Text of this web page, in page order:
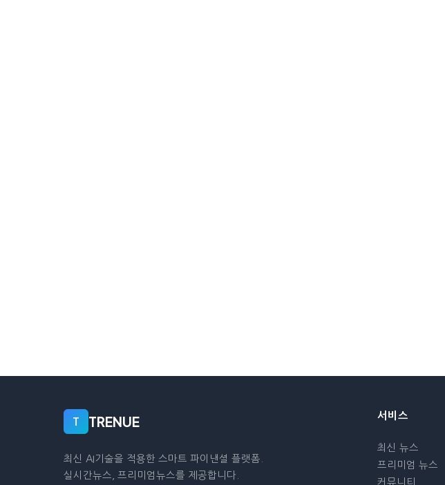
T TRENUE
최신 AI기술을 적용한 스마트 파이낸셜 플랫폼.
실시간뉴스, 프리미엄뉴스를 제공합니다.
서비스
최신 뉴스
프리미엄 뉴스
커뮤니티